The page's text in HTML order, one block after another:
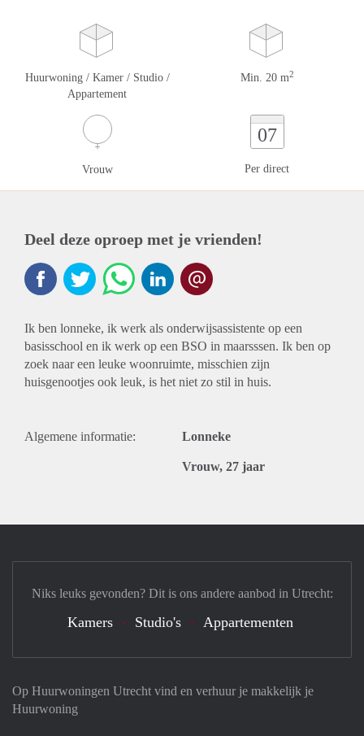
Huurwoning / Kamer / Studio /
Appartement
Min. 20 m2
Vrouw
07
Per direct
Deel deze oproep met je vrienden!
Ik ben lonneke, ik werk als onderwijsassistente op een
basisschool en ik werk op een BSO in maarsssen. Ik ben op
zoek naar een leuke woonruimte, misschien zijn
huisgenootjes ook leuk, is het niet zo stil in huis.
Algemene informatie: Lonneke
Vrouw, 27 jaar
Op Huurwoningen Utrecht vind en verhuur je makkelijk je
Huurwoning
Niks leuks gevonden? Dit is ons andere aanbod in Utrecht:
Kamers Studio's Appartementen